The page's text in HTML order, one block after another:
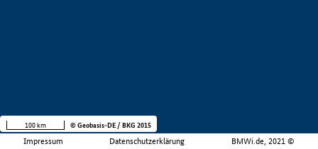
Impressum Datenschutzerklärung BMWi.de, 2021 ©
100 km © Geobasis-DE / BKG 2015